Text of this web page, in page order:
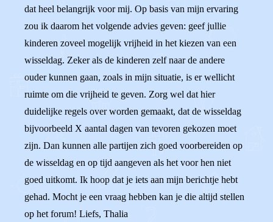
dat heel belangrijk voor mij. Op basis van mijn ervaring
zou ik daarom het volgende advies geven: geef jullie
kinderen zoveel mogelijk vrijheid in het kiezen van een
wisseldag. Zeker als de kinderen zelf naar de andere
ouder kunnen gaan, zoals in mijn situatie, is er wellicht
ruimte om die vrijheid te geven. Zorg wel dat hier
duidelijke regels over worden gemaakt, dat de wisseldag
bijvoorbeeld X aantal dagen van tevoren gekozen moet
zijn. Dan kunnen alle partijen zich goed voorbereiden op
de wisseldag en op tijd aangeven als het voor hen niet
goed uitkomt. Ik hoop dat je iets aan mijn berichtje hebt
gehad. Mocht je een vraag hebben kan je die altijd stellen
op het forum! Liefs, Thalia